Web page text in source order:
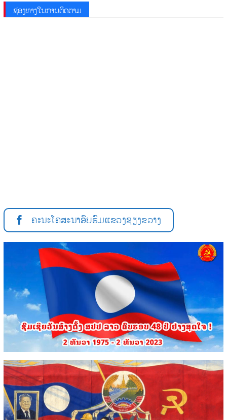
ຊ່ອງທາງໃນການຕິດຕາມ
ຄະນະໂຄສະນາອົບຮົມແຂວງຊຽງຂວາງ